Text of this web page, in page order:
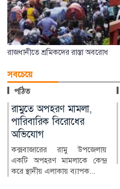
রাজধানীতে শ্রমিকদের রাস্তা অবরোধ
সবচেয়ে
পঠিত
জুলাই স্মৃতি জাদুঘর
উদ্বোধন করলেন প্রধানমন্ত্রী
জুলাই গণঅভ্যুত্থানের স্মৃতি
সংরক্ষণ ও পরবর্তী প্রজন্মের কাছে
এর ইতিহাস তুলে ধ...